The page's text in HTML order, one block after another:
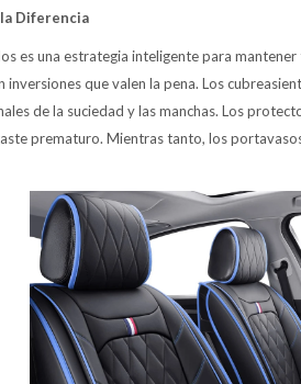
Diferencia
es una estrategia inteligente para
que valen la pena. Los
de la suciedad y las manchas. Los
prematuro. Mientras tanto, los